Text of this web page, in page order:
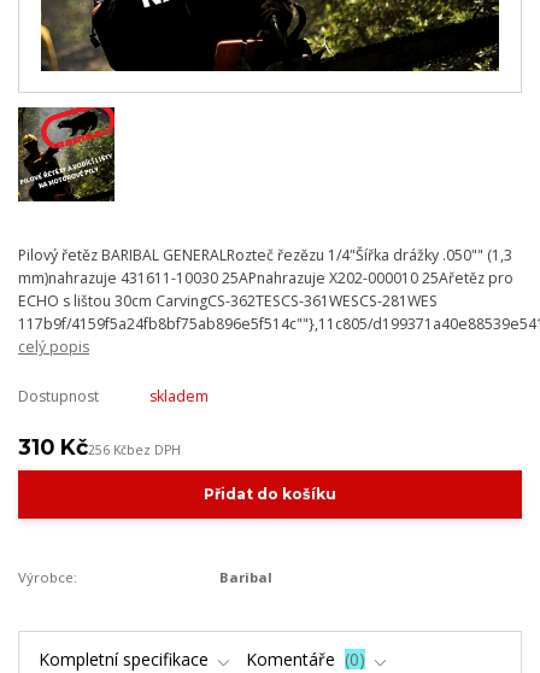
Pilový řetěz BARIBAL GENERALRozteč řezězu 1/4"Šířka drážky .050"" (1,3
mm)nahrazuje 431611-10030 25APnahrazuje X202-000010 25Ařetěz pro
ECHO s lištou 30cm CarvingCS-362TESCS-361WESCS-281WES
117b9f/4159f5a24fb8bf75ab896e5f514c""},11c805/
celý popis
Dostupnost skladem
310 Kč256 Kčbez DPH
Přidat do košíku
Výrobce: Baribal
Kompletní specifikace Komentáře 0